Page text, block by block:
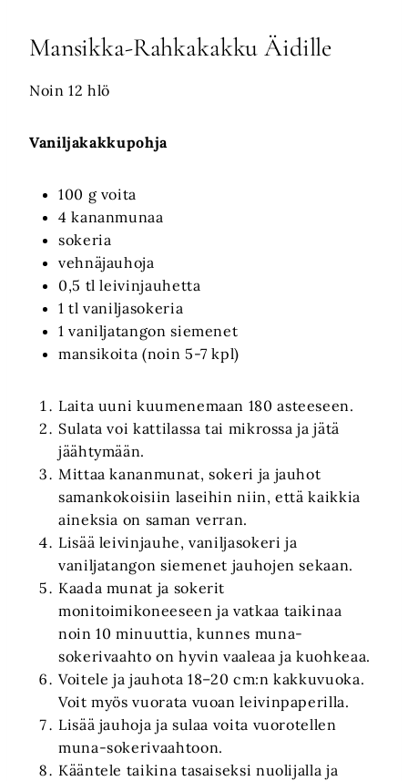
Mansikka-Rahkakakku Äidille
Noin 12 hlö
Vaniljakakkupohja
100 g voita
4 kananmunaa
sokeria
vehnäjauhoja
0,5 tl leivinjauhetta
1 tl vaniljasokeria
1 vaniljatangon siemenet
mansikoita (noin 5-7 kpl)
Laita uuni kuumenemaan 180 asteeseen.
Sulata voi kattilassa tai mikrossa ja jätä
jäähtymään.
Mittaa kananmunat, sokeri ja jauhot
samankokoisiin laseihin niin, että kaikkia
aineksia on saman verran.
Lisää leivinjauhe, vaniljasokeri ja
vaniljatangon siemenet jauhojen sekaan.
Kaada munat ja sokerit
monitoimikoneeseen ja vatkaa taikinaa
noin 10 minuuttia, kunnes muna-
sokerivaahto on hyvin vaaleaa ja kuohkeaa.
Voitele ja jauhota 18–20 cm:n kakkuvuoka.
Voit myös vuorata vuoan leivinpaperilla.
Lisää jauhoja ja sulaa voita vuorotellen
muna-sokerivaahtoon.
Kääntele taikina tasaiseksi nuolijalla ja